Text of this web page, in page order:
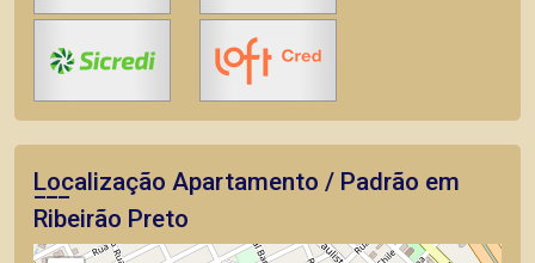
Localização Apartamento / Padrão em
Ribeirão Preto